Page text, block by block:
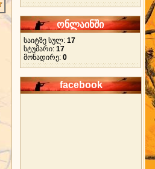
ონლაინში
საიტზე სულ: 17
სტუმარი: 17
მონადირე: 0
facebook